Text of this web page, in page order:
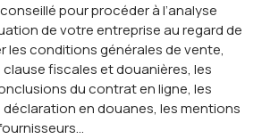
pour procéder à l’analyse
de votre entreprise au regard de
les conditions générales de vente,
fiscales et douanières, les
du contrat en ligne, les
en douanes, les mentions